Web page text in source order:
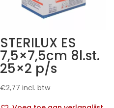
STERILUX ES
7,5×7,5cm 8l.st.
25×2 p/s
€2,77 incl. btw